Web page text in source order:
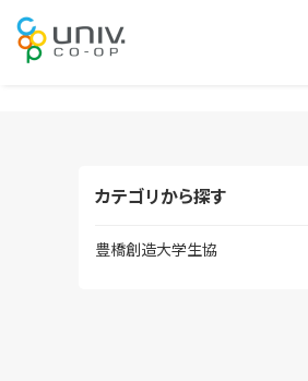
カテゴリから探す
豊橋創造大学生協